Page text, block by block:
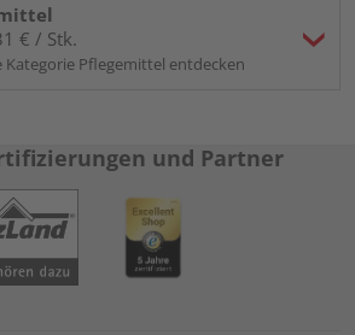
€ / Stk.
Kategorie Pflegemittel entdecken
und Partner